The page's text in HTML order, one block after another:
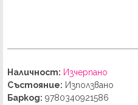
Наличност: Изчерпано
Състояние: Използвано
Баркод: 9780340921586